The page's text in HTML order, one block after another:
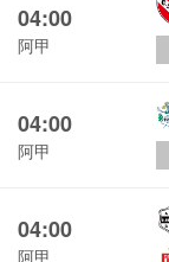
04:00
阿甲
04:00
阿甲
04:00
阿甲